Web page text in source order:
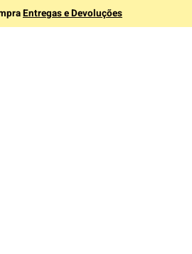
Entregas e Devoluções